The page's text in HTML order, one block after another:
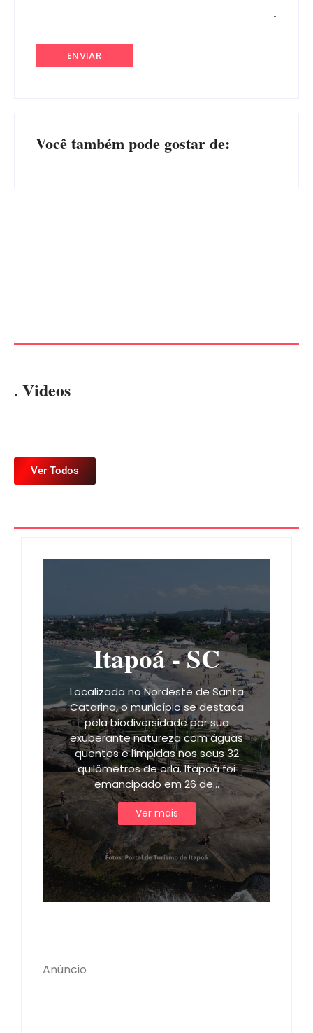
Você também pode gostar de:
. Videos
Ver Todos
Itapoá - SC
Localizada no Nordeste de Santa
Catarina, o município se destaca
pela biodiversidade por sua
exuberante natureza com águas
quentes e límpidas nos seus 32
quilômetros de orla. Itapoá foi
emancipado em 26 de…
Ver mais
Anúncio